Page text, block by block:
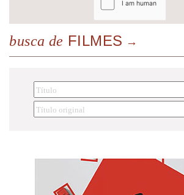
busca de FILMES